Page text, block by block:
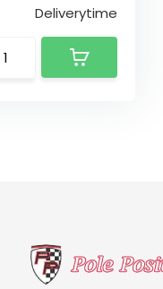
Deliverytime